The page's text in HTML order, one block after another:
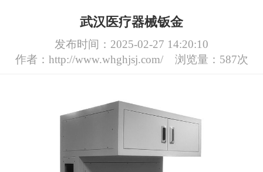
武汉医疗器械钣金
发布时间：2025-02-27 14:20:10
作者：http://www.whghjsj.com/
浏览量：587次